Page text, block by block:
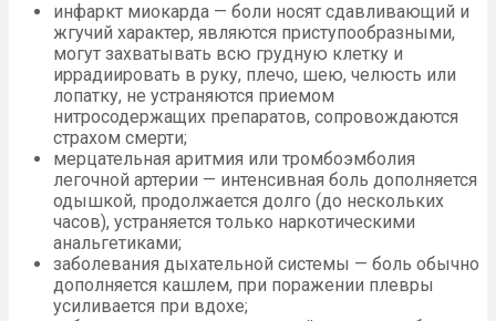
инфаркт миокарда — боли носят сдавливающий и
жгучий характер, являются приступообразными,
могут захватывать всю грудную клетку и
иррадиировать в руку, плечо, шею, челюсть или
лопатку, не устраняются приемом
нитросодержащих препаратов, сопровождаются
страхом смерти;
мерцательная аритмия или тромбоэмболия
легочной артерии — интенсивная боль дополняется
одышкой, продолжается долго (до нескольких
часов), устраняется только наркотическими
анальгетиками;
заболевания дыхательной системы — боль обычно
дополняется кашлем, при поражении плевры
усиливается при вдохе;